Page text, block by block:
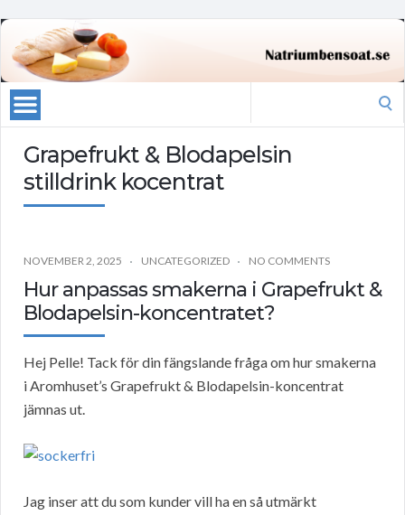
Grapefrukt & Blodapelsin
stilldrink kocentrat
NOVEMBER 2, 2025 UNCATEGORIZED NO COMMENTS
Hur anpassas smakerna i Grapefrukt &
Blodapelsin-koncentratet?
Hej Pelle! Tack för din fängslande fråga om hur smakerna
i Aromhuset’s Grapefrukt & Blodapelsin-koncentrat
jämnas ut.
Jag inser att du som kunder vill ha en så utmärkt